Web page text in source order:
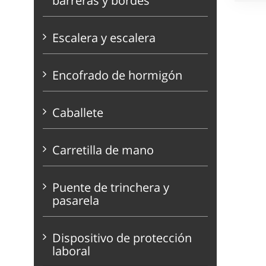
Escalera y escalera
Encofrado de hormigón
Caballete
Carretilla de mano
Puente de trinchera y
pasarela
Dispositivo de protección
laboral